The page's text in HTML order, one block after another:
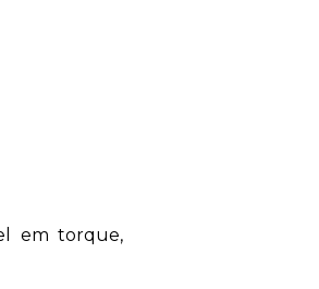
em torque,